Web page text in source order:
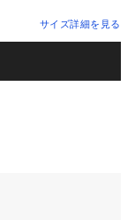
サイズ詳細を見る